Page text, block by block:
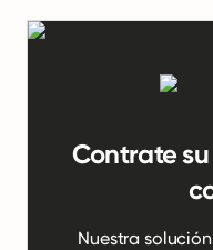
Contrate
Nuestra